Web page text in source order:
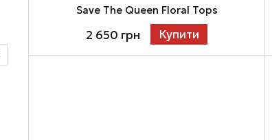
Save The Queen Floral Tops
2 650 грн Купити